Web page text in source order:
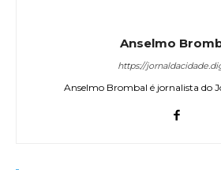
Anselmo
https://
Anselmo Brombal é jornalista do